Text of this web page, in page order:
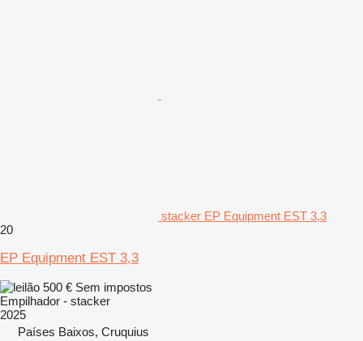
stacker EP Equipment EST 3,3
20
EP Equipment EST 3,3
500 € Sem impostos
Empilhador - stacker
2025
Países Baixos, Cruquius